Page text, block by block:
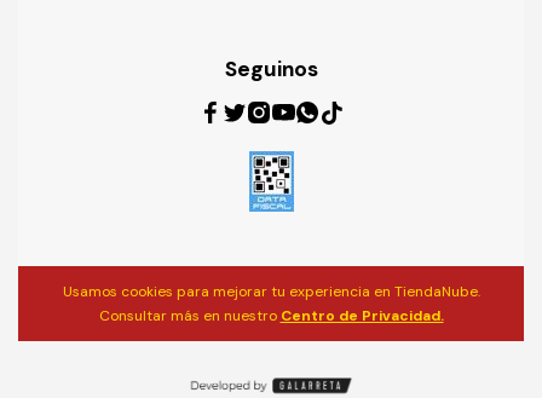
Seguinos
Usamos cookies para mejorar tu experiencia en TiendaNube.
Consultar más en nuestro Centro de Privacidad.